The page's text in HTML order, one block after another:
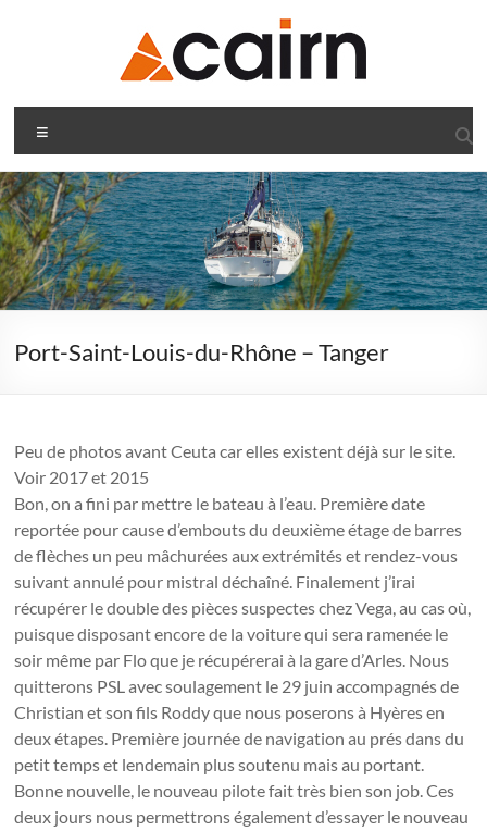
Navigations
sur
notre
voilier
Cairn
sur
Port-Saint-Louis-du-Rhône – Tanger
Peu de photos avant Ceuta car elles existent déjà sur le site.
Voir 2017 et 2015
Bon, on a fini par mettre le bateau à l’eau. Première date
reportée pour cause d’embouts du deuxième étage de barres
de flèches un peu mâchurées aux extrémités et rendez-vous
suivant annulé pour mistral déchaîné. Finalement j’irai
récupérer le double des pièces suspectes chez Vega, au cas où,
puisque disposant encore de la voiture qui sera ramenée le
soir même par Flo que je récupérerai à la gare d’Arles. Nous
quitterons PSL avec soulagement le 29 juin accompagnés de
Christian et son fils Roddy que nous poserons à Hyères en
deux étapes. Première journée de navigation au prés dans du
petit temps et lendemain plus soutenu mais au portant.
Bonne nouvelle, le nouveau pilote fait très bien son job. Ces
deux jours nous permettrons également d’essayer le nouveau